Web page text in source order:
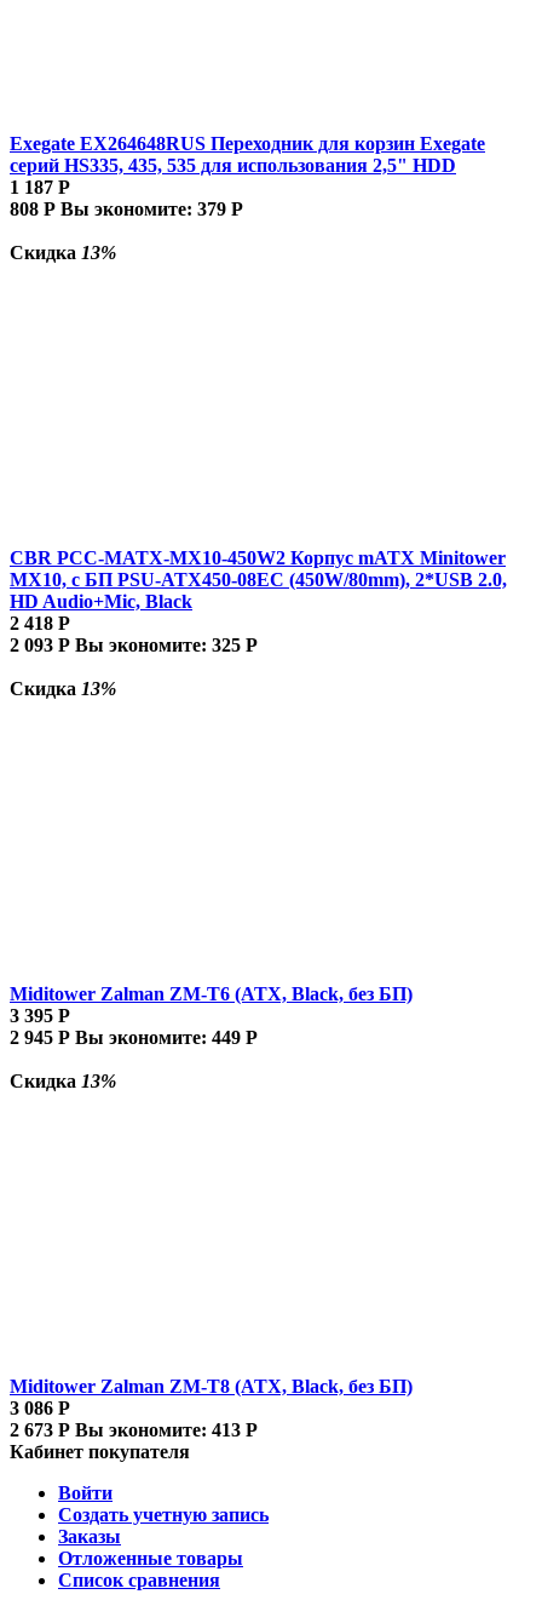
Exegate EX264648RUS Переходник для корзин Exegate
серий HS335, 435, 535 для использования 2,5" HDD
1 187 Р
808 Р Вы экономите: 379 Р
Скидка 13%
CBR PCC-MATX-MX10-450W2 Корпус mATX Minitower
MX10, c БП PSU-ATX450-08EC (450W/80mm), 2*USB 2.0,
HD Audio+Mic, Black
2 418 Р
2 093 Р Вы экономите: 325 Р
Скидка 13%
Miditower Zalman ZM-T6 (ATX, Black, без БП)
3 395 Р
2 945 Р Вы экономите: 449 Р
Скидка 13%
Miditower Zalman ZM-T8 (ATX, Black, без БП)
3 086 Р
2 673 Р Вы экономите: 413 Р
Кабинет покупателя
Войти
Создать учетную запись
Заказы
Отложенные товары
Список сравнения